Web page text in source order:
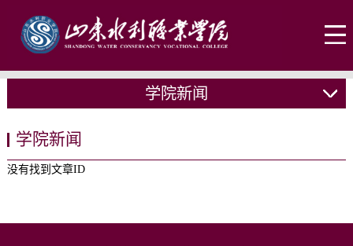
学院新闻
学院新闻
没有找到文章ID